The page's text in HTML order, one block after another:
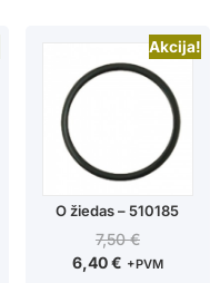
Akcija!
O žiedas – 510185
7,50€
6,40€ +PVM